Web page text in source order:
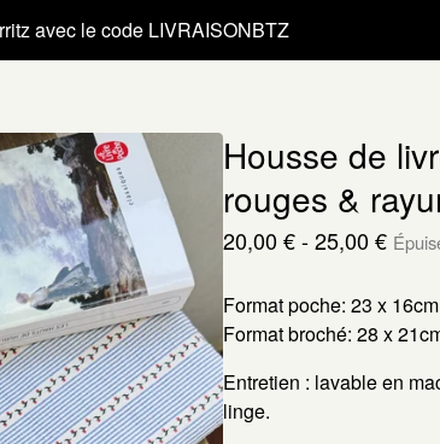
avec le code LIVRAISONBTZ
Housse de
rouges &
20,00€- 25,00€
Format poche: 23 x 16cm
Format broché: 28 x
Entretien : lavable en
linge.